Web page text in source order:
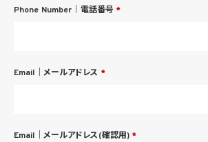
Phone Number｜電話番号 *
Email｜メールアドレス *
Email｜メールアドレス(確認用) *